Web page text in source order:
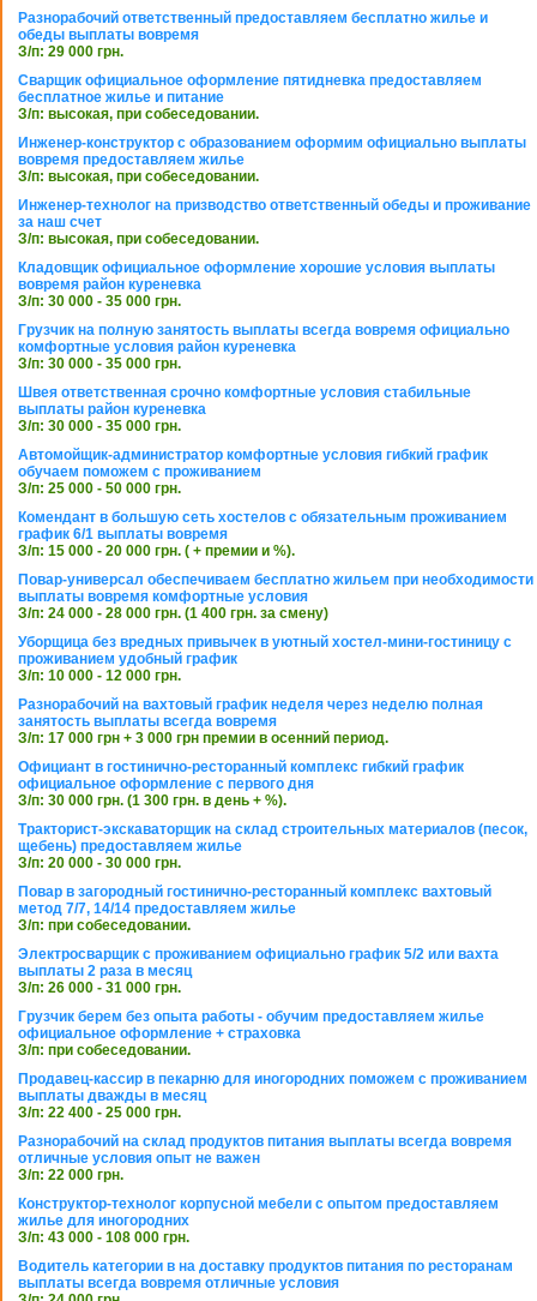
Разнорабочий ответственный предоставляем бесплатно жилье и
обеды выплаты вовремя
З/п: 29 000 грн.
Сварщик официальное оформление пятидневка предоставляем
бесплатное жилье и питание
З/п: высокая, при собеседовании.
Инженер-конструктор с образованием оформим официально выплаты
вовремя предоставляем жилье
З/п: высокая, при собеседовании.
Инженер-технолог на призводство ответственный обеды и проживание
за наш счет
З/п: высокая, при собеседовании.
Кладовщик официальное оформление хорошие условия выплаты
вовремя район куреневка
З/п: 30 000 - 35 000 грн.
Грузчик на полную занятость выплаты всегда вовремя официально
комфортные условия район куреневка
З/п: 30 000 - 35 000 грн.
Швея ответственная срочно комфортные условия стабильные
выплаты район куреневка
З/п: 30 000 - 35 000 грн.
Автомойщик-администратор комфортные условия гибкий график
обучаем поможем с проживанием
З/п: 25 000 - 50 000 грн.
Комендант в большую сеть хостелов с обязательным проживанием
график 6/1 выплаты вовремя
З/п: 15 000 - 20 000 грн. ( + премии и %).
Повар-универсал обеспечиваем бесплатно жильем при необходимости
выплаты вовремя комфортные условия
З/п: 24 000 - 28 000 грн. (1 400 грн. за смену)
Уборщица без вредных привычек в уютный хостел-мини-гостиницу с
проживанием удобный график
З/п: 10 000 - 12 000 грн.
Разнорабочий на вахтовый график неделя через неделю полная
занятость выплаты всегда вовремя
З/п: 17 000 грн + 3 000 грн премии в осенний период.
Официант в гостинично-ресторанный комплекс гибкий график
официальное оформление с первого дня
З/п: 30 000 грн. (1 300 грн. в день + %).
Тракторист-экскаваторщик на склад строительных материалов (песок,
щебень) предоставляем жилье
З/п: 20 000 - 30 000 грн.
Повар в загородный гостинично-ресторанный комплекс вахтовый
метод 7/7, 14/14 предоставляем жилье
З/п: при собеседовании.
Электросварщик с проживанием официально график 5/2 или вахта
выплаты 2 раза в месяц
З/п: 26 000 - 31 000 грн.
Грузчик берем без опыта работы - обучим предоставляем жилье
официальное оформление + страховка
З/п: при собеседовании.
Продавец-кассир в пекарню для иногородних поможем с проживанием
выплаты дважды в месяц
З/п: 22 400 - 25 000 грн.
Разнорабочий на склад продуктов питания выплаты всегда вовремя
отличные условия опыт не важен
З/п: 22 000 грн.
Конструктор-технолог корпусной мебели с опытом предоставляем
жилье для иногородних
З/п: 43 000 - 108 000 грн.
Водитель категории в на доставку продуктов питания по ресторанам
выплаты всегда вовремя отличные условия